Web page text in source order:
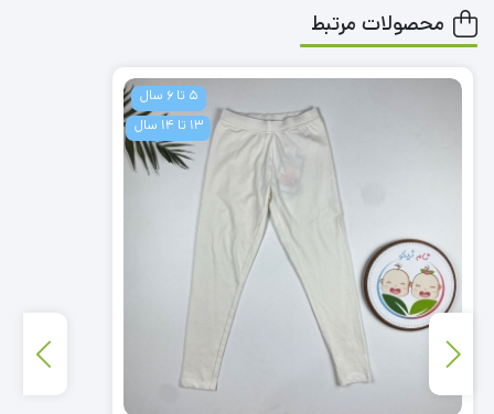
محصولات مرتبط
5 تا 6 سال
13 تا 14 سال